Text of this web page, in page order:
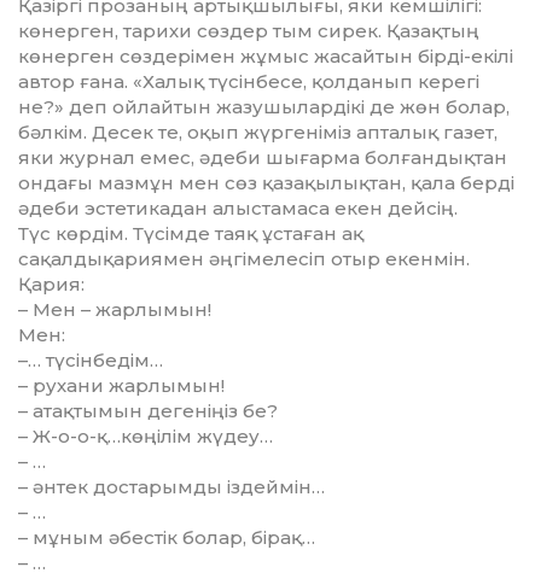
Қазіргі прозаның артық­шы­лы­ғы, яки кемшілігі:
көнерген, та­рихи сөздер тым сирек. Қазақ­тың
көнерген сөздерімен жұмыс жасай­тын бірді-екілі
автор ғана. «Ха­лық түсінбесе, қолданып керегі
не?» деп ойлайтын жазу­шы­лардікі де жөн болар,
бәлкім. Десек те, оқып жүргеніміз апта­лық газет,
яки журнал емес, әде­би шығарма болғандықтан
он­дағы мазмұн мен сөз қазақы­­­лықтан, қала бер­ді
әдеби эстетикадан алыстамаса екен дейсің.
Түс көрдім. Түсімде таяқ ұста­ған ақ
сақалдықариямен әңгіме­лесіп отыр екенмін.
Қария:
– Мен – жарлымын!
Мен:
–… түсінбедім…
– рухани жарлымын!
– атақтымын дегеніңіз бе?
– Ж-о-о-қ…көңілім жүдеу…
– …
– әнтек достарымды іздей­мін…
– …
– мұным әбестік болар, бірақ…
– …